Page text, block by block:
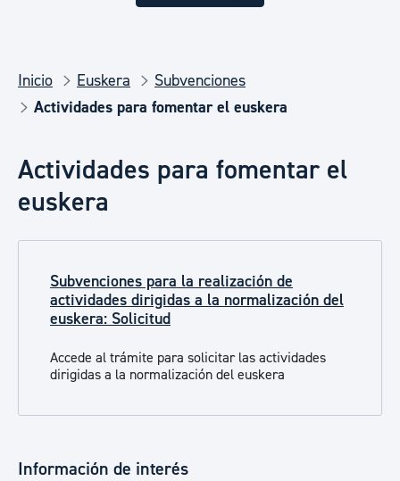
Inicio Euskera
Subvenciones
Actividades para fomentar el euskera
Actividades para fomentar el
euskera
Subvenciones para la realización de
actividades dirigidas a la normalización del
euskera: Solicitud
Accede al trámite para solicitar las actividades
dirigidas a la normalización del euskera
Información de interés